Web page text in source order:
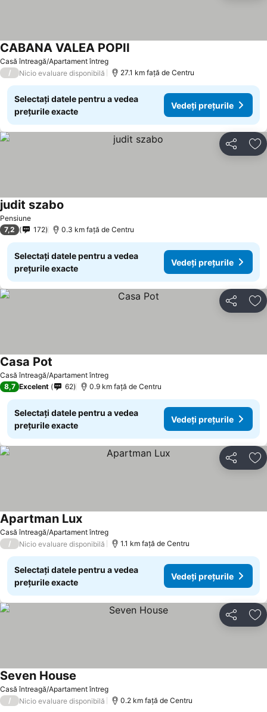
Casă întreagă/Apartament întreg
CABANA VALEA POPII
/ Nicio evaluare disponibilă 27.1 km faţă de Centru
Selectați datele pentru a vedea
prețurile exacte
Vedeți prețurile
Distribuiți
Pensiune
judit szabo
7,2 172 0.3 km faţă de Centru
Selectați datele pentru a vedea
prețurile exacte
Vedeți prețurile
Distribuiți
Casă întreagă/Apartament întreg
Casa Pot
8,7 Excelent 62 0.9 km faţă de Centru
Selectați datele pentru a vedea
prețurile exacte
Vedeți prețurile
Distribuiți
Casă întreagă/Apartament întreg
Apartman LuxVedeți prețurile
/ Nicio evaluare disponibilă 1.1 km faţă de Centru
Selectați datele pentru a vedea
prețurile exacte
Vedeți prețurile
Distribuiți
Casă întreagă/Apartament întreg
Seven House
/ Nicio evaluare disponibilă 0.2 km faţă de Centru